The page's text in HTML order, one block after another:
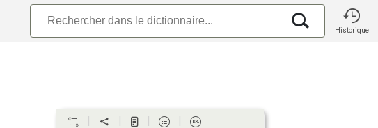
Historique